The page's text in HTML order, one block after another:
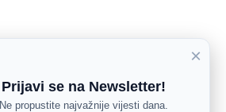
×
Prijavi se na Newsletter!
Ne propustite najvažnije vijesti dana.